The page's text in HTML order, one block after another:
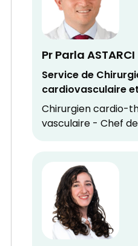
Pr Parla ASTARCI
Service de
cardiovasculaire
Chirurgien cardio-
vasculaire - Chef